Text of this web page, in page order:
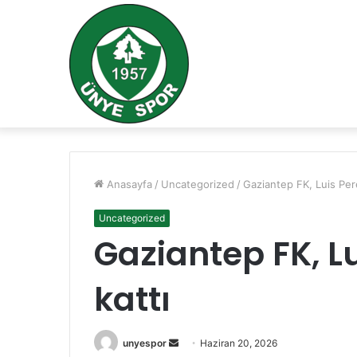
Anasayfa / Uncategorized / Gaziantep FK, Luis
Uncategorized
Gaziantep FK,
kattı
unyespor
Bir
Haziran 20, 2026